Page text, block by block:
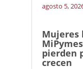
agosto 5,
Mujeres
pierden
crecen